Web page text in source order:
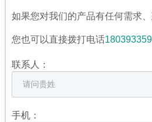
如果您对我们的产品有任何需求
您也可以直接拨打电话
联系人：
手机：